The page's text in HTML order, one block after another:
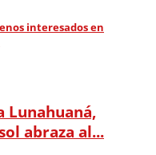
interesados en
Lunahuaná,
abraza al...